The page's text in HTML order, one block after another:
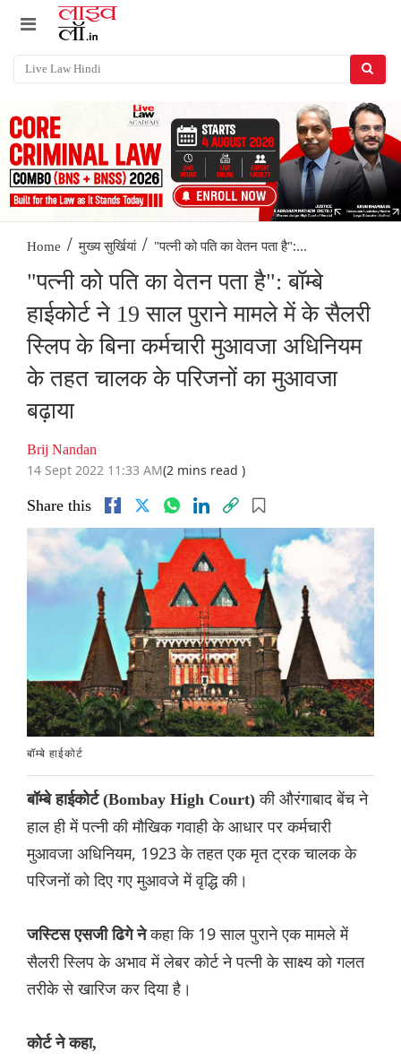
Home / मुख्य सुर्खियां / "पत्नी को पति का वेतन पता है":...
"पत्नी को पति का वेतन पता है": बॉम्बे
हाईकोर्ट ने 19 साल पुराने मामले में के सैलरी
स्लिप के बिना कर्मचारी मुआवजा अधिनियम
के तहत चालक के परिजनों का मुआवजा
बढ़ाया
Brij Nandan
14 Sept 2022 11:33 AM(2 mins read )
Share this
बॉम्बे हाईकोर्ट
बॉम्बे हाईकोर्ट (Bombay High Court)की औरंगाबाद बेंच ने
हाल ही में पत्नी की मौखिक गवाही के आधार पर कर्मचारी
मुआवजा अधिनियम, 1923 के तहत एक मृत ट्रक चालक के
परिजनों को दिए गए मुआवजे में वृद्धि की।
जस्टिस एसजी ढिगे नेकहा कि 19 साल पुराने एक मामले में
सैलरी स्लिप के अभाव में लेबर कोर्ट ने पत्नी के साक्ष्य को गलत
तरीके से खारिज कर दिया है।
कोर्ट ने कहा,